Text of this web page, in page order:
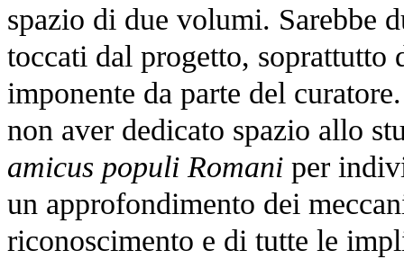
spazio di due volumi. Sarebbe
toccati dal progetto,
imponente da parte del
non aver dedicato spazio allo
amicus populi Romani per
un approfondimento dei
riconoscimento e di tutte le